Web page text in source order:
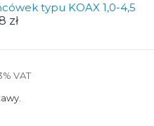
typu KOAX 1,0-4,5
zł
VAT
VAT